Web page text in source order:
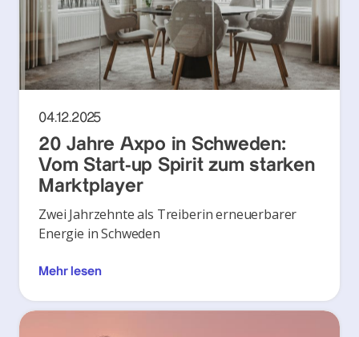
04.12.2025
20 Jahre Axpo in Schweden:
Vom Start-up Spirit zum starken
Marktplayer
Zwei Jahrzehnte als Treiberin erneuerbarer
Energie in Schweden
Mehr lesen